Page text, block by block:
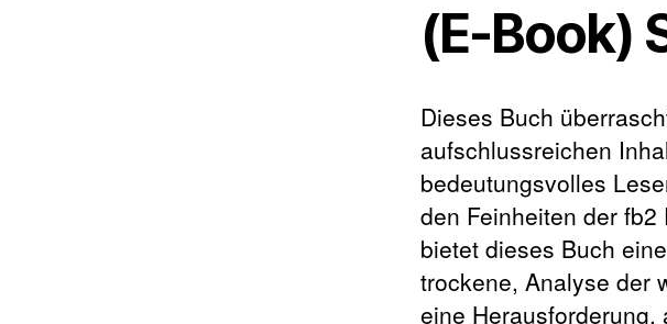
(E-Book)
Dieses Buch
aufschlussreichen
bedeutungsvolles
den Feinheiten der
bietet dieses Buch
trockene, Analyse der
eine